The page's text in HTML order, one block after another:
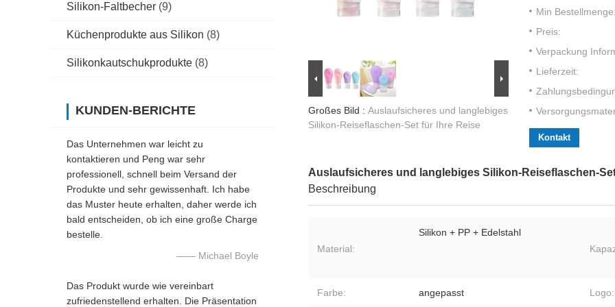
Silikon-Faltbecher (9)
Küchenprodukte aus Silikon (8)
Silikonkautschukprodukte (8)
KUNDEN-BERICHTE
Das Unternehmen war leicht zu
kontaktieren und Peng war sehr
professionell, schnell beim Versand der
Produkte und sehr gewissenhaft. Ich habe
das Muster heute erhalten, daher werde ich
bald entscheiden, ob ich eine große Charge
bestelle.
—— Michael Boyle
Das Produkt wurde wie vereinbart
zufriedenstellend erhalten. Die Präsentation
Großes Bild : Auslaufsicheres und langlebiges
Silikon-Reiseflaschen-Set für Ihre Reise
Min
Preis:
Verpackung
Lieferzeit:
Kontakt
Auslaufsicheres und langlebiges Silikon-Reiseflaschen-
Beschreibung
Material:
Silikon + PP + Edelstahl
Farbe: angepasst Logo: